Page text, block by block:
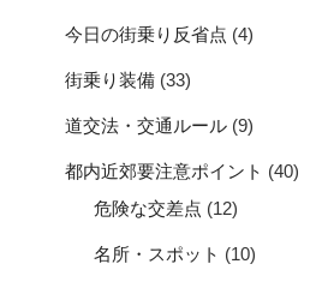
今日の街乗り反省点 (4)
街乗り装備 (33)
道交法・交通ルール (9)
都内近郊要注意ポイント (40)
危険な交差点 (12)
名所・スポット (10)